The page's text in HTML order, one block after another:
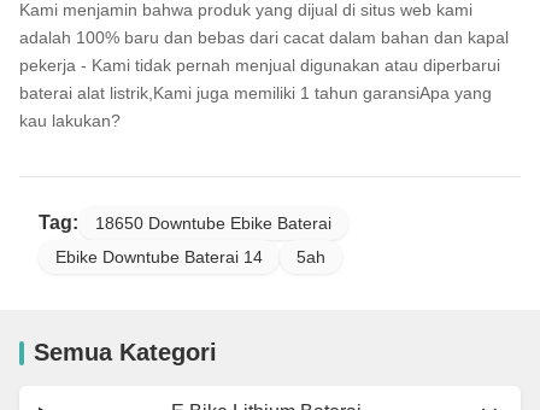
Kami menjamin bahwa produk yang dijual di situs web kami
adalah 100% baru dan bebas dari cacat dalam bahan dan kapal
pekerja - Kami tidak pernah menjual digunakan atau diperbarui
baterai alat listrik,Kami juga memiliki 1 tahun garansiApa yang
kau lakukan?
Tag:
18650 Downtube Ebike Baterai
Ebike Downtube Baterai 14
5ah
Semua Kategori